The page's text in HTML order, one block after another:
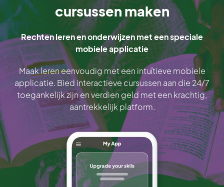
cursussen maken
Rechten leren en onderwijzen met een speciale
mobiele applicatie
Maak leren eenvoudig met een intuïtieve mobiele
applicatie. Bied interactieve cursussen aan die 24/7
toegankelijk zijn en verdien geld met een krachtig,
aantrekkelijk platform.